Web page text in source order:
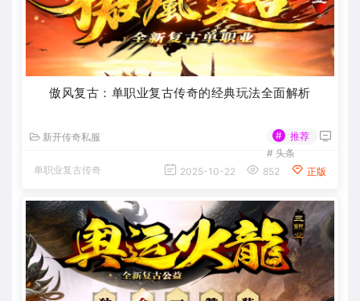
傲风复古：单职业复古传奇的经典玩法全面解析
新开传奇私服 #
推荐
# 头条
单职业复古传奇
2025-10-22 852 正版